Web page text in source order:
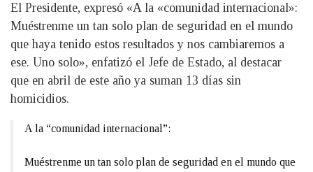
El Presidente, expresó «A la «comunidad internacional»:
Muéstrenme un tan solo plan de seguridad en el mundo
que haya tenido estos resultados y nos cambiaremos a
ese. Uno solo», enfatizó el Jefe de Estado, al destacar
que en abril de este año ya suman 13 días sin
homicidios.
A la “comunidad internacional”:
Muéstrenme un tan solo plan de seguridad en el mundo que